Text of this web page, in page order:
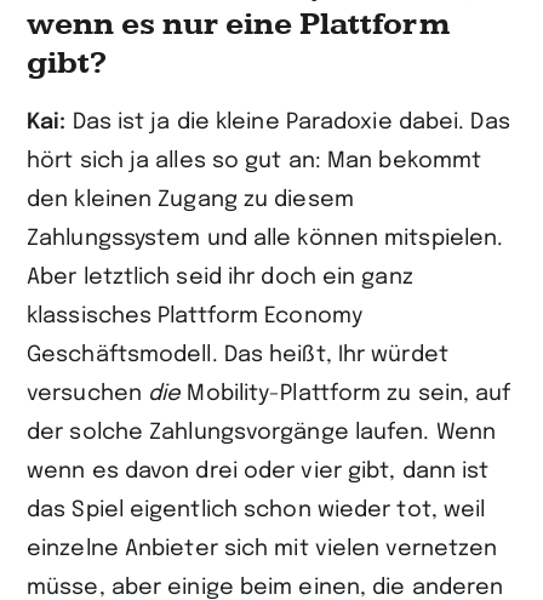
wenn es nur eine Plattform
gibt?
Kai: Das ist ja die kleine Paradoxie dabei. Das
hört sich ja alles so gut an: Man bekommt
den kleinen Zugang zu diesem
Zahlungssystem und alle können mitspielen.
Aber letztlich seid ihr doch ein ganz
klassisches Plattform Economy
Geschäftsmodell. Das heißt, Ihr würdet
versuchen die Mobility-Plattform zu sein, auf
der solche Zahlungsvorgänge laufen. Wenn
wenn es davon drei oder vier gibt, dann ist
das Spiel eigentlich schon wieder tot, weil
einzelne Anbieter sich mit vielen vernetzen
müsse, aber einige beim einen, die anderen